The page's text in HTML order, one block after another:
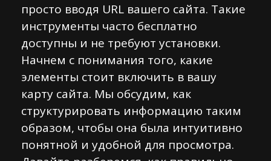
просто вводя URL вашего сайта. Такие
инструменты часто бесплатно
доступны и не требуют установки.
Начнем с понимания того, какие
элементы стоит включить в вашу
карту сайта. Мы обсудим, как
структурировать информацию таким
образом, чтобы она была интуитивно
понятной и удобной для просмотра.